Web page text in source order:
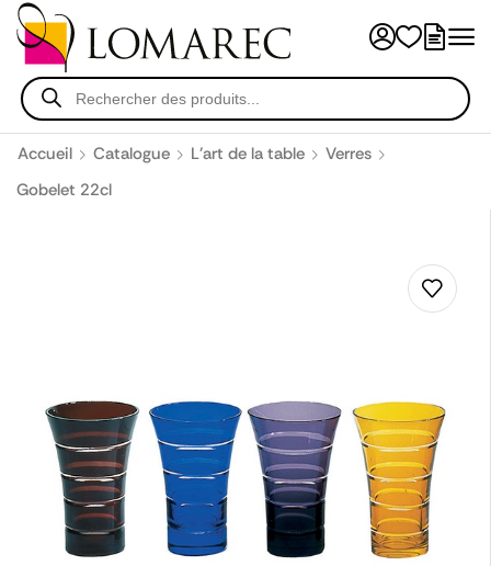
Accueil Catalogue L'art de la table
Verres
Gobelet 22cl